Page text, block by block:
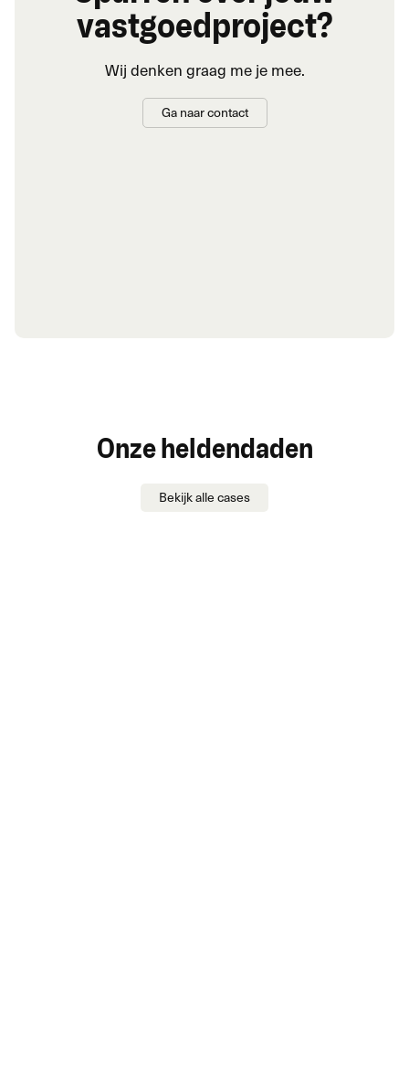
vastgoedproject?
Wij denken graag me je mee.
Ga naar contact
Onze heldendaden
Bekijk alle cases